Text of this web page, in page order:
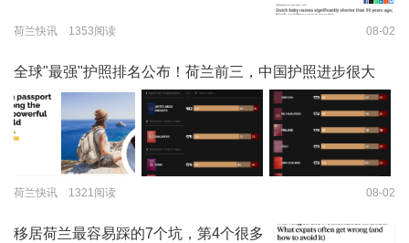
荷兰快讯 1353阅读 08-02
全球"最强"护照排名公布！荷兰前三，中国护照进步很大
荷兰快讯 1321阅读 08-02
移居荷兰最容易踩的7个坑，第4个很多